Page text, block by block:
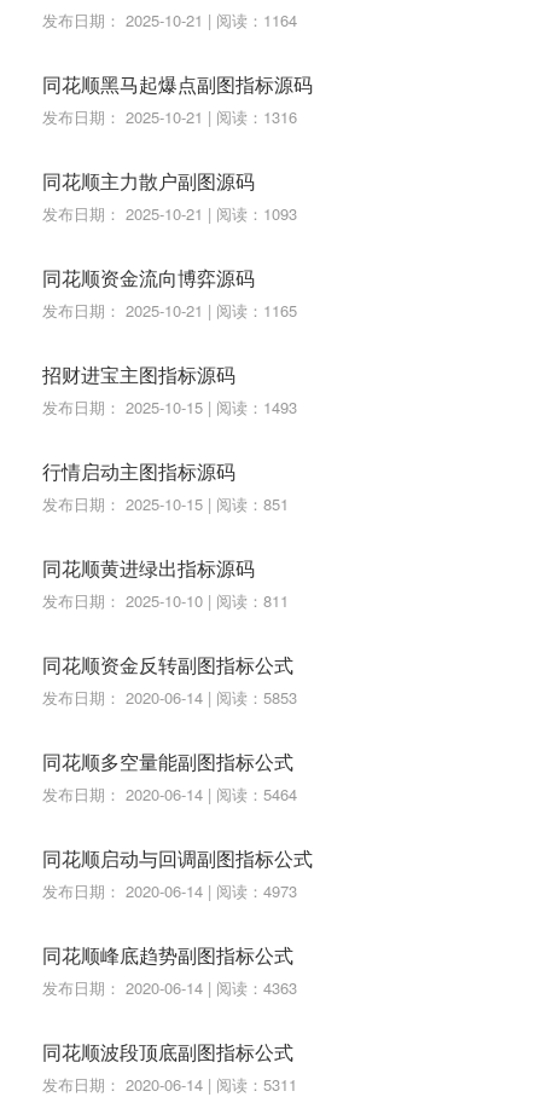
发布日期： 2025-10-21 | 阅读：1164
同花顺黑马起爆点副图指标源码
发布日期： 2025-10-21 | 阅读：1316
同花顺主力散户副图源码
发布日期： 2025-10-21 | 阅读：1093
同花顺资金流向博弈源码
发布日期： 2025-10-21 | 阅读：1165
招财进宝主图指标源码
发布日期： 2025-10-15 | 阅读：1493
行情启动主图指标源码
发布日期： 2025-10-15 | 阅读：851
同花顺黄进绿出指标源码
发布日期： 2025-10-10 | 阅读：811
同花顺资金反转副图指标公式
发布日期： 2020-06-14 | 阅读：5853
同花顺多空量能副图指标公式
发布日期： 2020-06-14 | 阅读：5464
同花顺启动与回调副图指标公式
发布日期： 2020-06-14 | 阅读：4973
同花顺峰底趋势副图指标公式
发布日期： 2020-06-14 | 阅读：4363
同花顺波段顶底副图指标公式
发布日期： 2020-06-14 | 阅读：5311